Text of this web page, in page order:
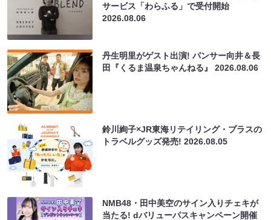
サービス「わらふる」で受付開始
2026.08.06
丹生明里がゲスト出演! パンサー向井＆長
田『くるま温泉ちゃんねる』2026.08.06
鈴川絢子×JR東海リテイリング・プラスの
トラベルグッズ発売!2026.08.05
NMB48・田中美空のサイン入りチェキが
当たる! dバリューパスキャンペーン開催